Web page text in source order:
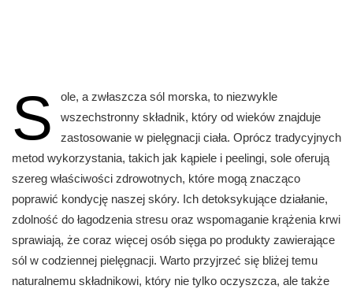
S
ole, a zwłaszcza sól morska, to niezwykle
wszechstronny składnik, który od wieków znajduje
zastosowanie w pielęgnacji ciała. Oprócz tradycyjnych
metod wykorzystania, takich jak kąpiele i peelingi, sole oferują
szereg właściwości zdrowotnych, które mogą znacząco
poprawić kondycję naszej skóry. Ich detoksykujące działanie,
zdolność do łagodzenia stresu oraz wspomaganie krążenia krwi
sprawiają, że coraz więcej osób sięga po produkty zawierające
sól w codziennej pielęgnacji. Warto przyjrzeć się bliżej temu
naturalnemu składnikowi, który nie tylko oczyszcza, ale także